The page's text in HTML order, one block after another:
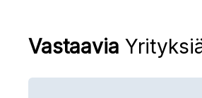
Vastaavia